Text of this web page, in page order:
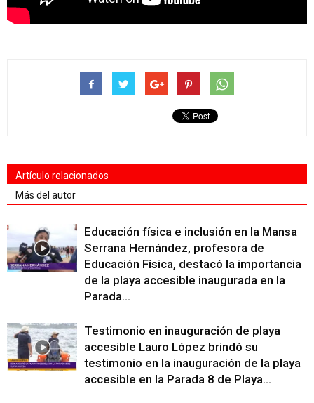
Artículo relacionados
Más del autor
Educación física e inclusión en la Mansa
Serrana Hernández, profesora de
Educación Física, destacó la importancia
de la playa accesible inaugurada en la
Parada...
Testimonio en inauguración de playa
accesible Lauro López brindó su
testimonio en la inauguración de la playa
accesible en la Parada 8 de Playa...